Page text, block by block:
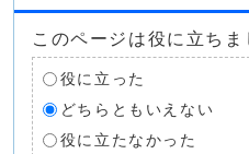
このページは役に立ちま
役に立った
どちらともいえない
役に立たなかった